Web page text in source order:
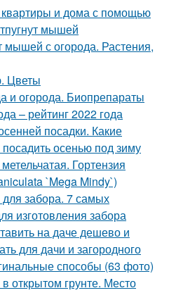
квартиры и дома с помощью
мышей
мышей с огорода. Растения,
Цветы
и огорода. Биопрепараты
– рейтинг 2022 года
посадки. Какие
осенью под зиму
Гортензия
`Mega Mindy`)
забора. 7 самых
изготовления забора
на даче дешево и
для дачи и загородного
способы (63 фото)
открытом грунте. Место